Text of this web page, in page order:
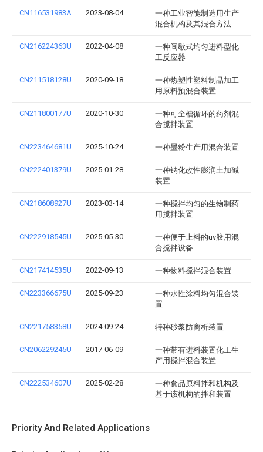
CN116531983A 2023-08-04
一种工业智能制造用生产
混合机构及其混合方法
CN216224363U 2022-04-08
一种间歇式均匀进料型化
工反应器
CN211518128U 2020-09-18
一种热塑性塑料制品加工
用原料预混合装置
CN211800177U 2020-10-30
一种可全槽循环的药剂混
合搅拌装置
CN223464681U 2025-10-24 一种墨粉生产用混合装置
CN222401379U 2025-01-28
一种钠化改性膨润土加碱
装置
CN218608927U 2023-03-14
一种搅拌均匀的生物制药
用搅拌装置
CN222918545U 2025-05-30
一种便于上料的uv胶用混
合搅拌设备
CN217414535U 2022-09-13 一种物料搅拌混合装置
CN223366675U 2025-09-23
一种水性涂料均匀混合装
置
CN221758358U 2024-09-24 特种砂浆防离析装置
CN206229245U 2017-06-09
一种带有进料装置化工生
产用搅拌混合装置
CN222534607U 2025-02-28
一种食品原料拌和机构及
基于该机构的拌和装置
Priority And Related Applications